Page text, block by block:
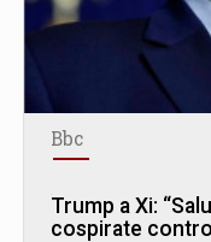
Bbc
Trump a Xi:
cospirate contro